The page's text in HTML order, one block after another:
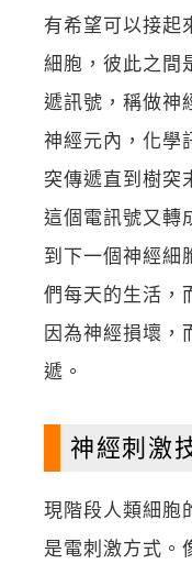
有希望可以接起
細胞，彼此之間
遞訊號，稱做神
神經元內，化學
突傳遞直到樹突
這個電訊號又轉
到下一個神經細
們每天的生活，
因為神經損壞，
遞。
神經刺激
現階段人類細胞
是電刺激方式。